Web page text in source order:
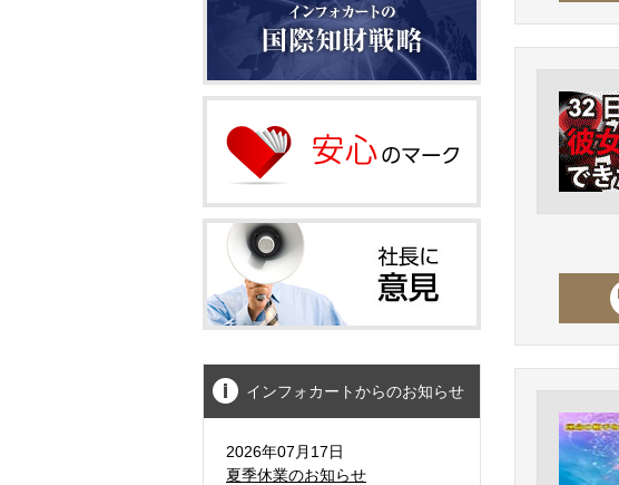
インフォカートからのお知らせ
2026年07月17日
夏季休業のお知らせ